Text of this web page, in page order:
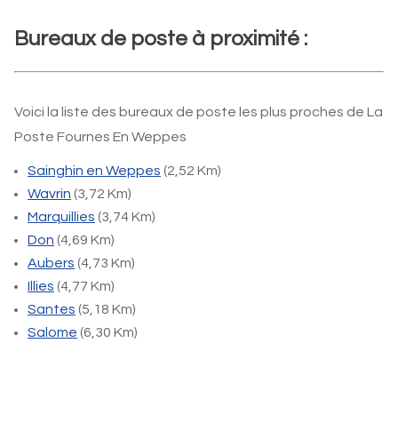
Bureaux de poste à proximité :
Voici la liste des bureaux de poste les plus proches de La
Poste Fournes En Weppes
Sainghin en Weppes (2,52 Km)
Wavrin (3,72 Km)
Marquillies (3,74 Km)
Don (4,69 Km)
Aubers (4,73 Km)
Illies (4,77 Km)
Santes (5,18 Km)
Salome (6,30 Km)